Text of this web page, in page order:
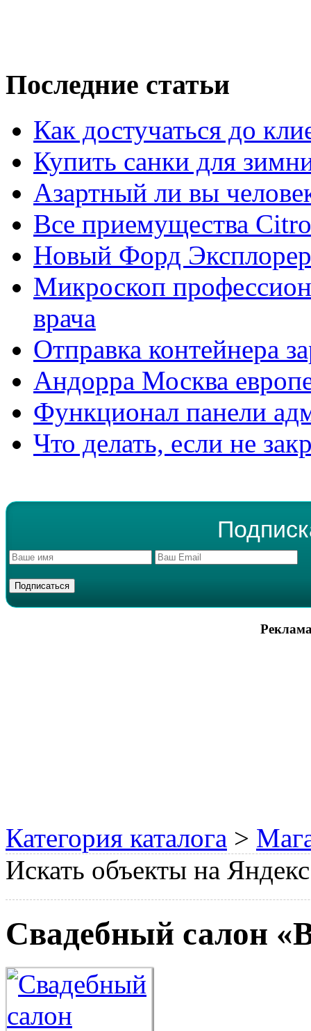
Последние статьи
Как достучаться до
Купить санки для
Азартный ли вы
Все приемущества
Новый Форд
Микроскоп
врача
Отправка контейнера
Андорра Москва
Функционал панели
Что делать, если не
Категория каталога >
Искать объекты на
Свадебный салон